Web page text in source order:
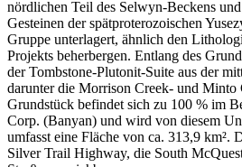
nördlichen Teil des Selwyn-Beckens
Gesteinen der spätproterozoischen
Gruppe unterlagert, ähnlich den
Projekts beherbergen. Entlang des
der Tombstone-Plutonit-Suite aus der
darunter die Morrison Creek- und Minto
Grundstück befindet sich zu 100 % im
Corp. (Banyan) und wird von diesem
umfasst eine Fläche von ca. 313,9 km².
Silver Trail Highway, die South